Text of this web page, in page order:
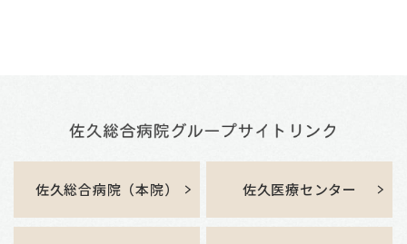
佐久総合病院（本院） 佐久医療センター